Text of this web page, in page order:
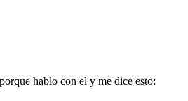
hablo con el y me dice esto: